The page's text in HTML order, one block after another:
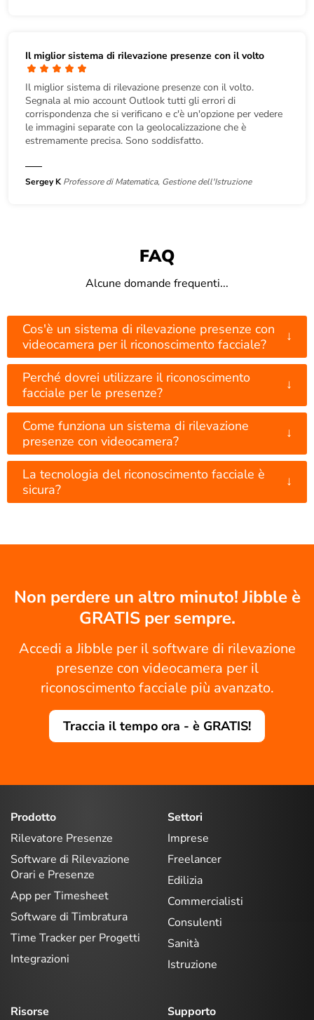
Il miglior sistema di rilevazione presenze con il volto
Il miglior sistema di rilevazione presenze con il volto.
Segnala al mio account Outlook tutti gli errori di
corrispondenza che si verificano e c'è un'opzione per vedere
le immagini separate con la geolocalizzazione che è
estremamente precisa. Sono soddisfatto.
Sergey K Professore di Matematica, Gestione dell'Istruzione
FAQ
Alcune domande frequenti...
Cos'è un sistema di rilevazione presenze con
videocamera per il riconoscimento facciale?
↓
Perché dovrei utilizzare il riconoscimento
facciale per le presenze?
↓
Come funziona un sistema di rilevazione
presenze con videocamera?
↓
La tecnologia del riconoscimento facciale è
sicura?
↓
Non perdere un altro minuto! Jibble è
GRATIS per sempre.
Accedi a Jibble per il software di rilevazione
presenze con videocamera per il
riconoscimento facciale più avanzato.
Traccia il tempo ora - è GRATIS!
Prodotto
Rilevatore Presenze
Software di Rilevazione
Orari e Presenze
App per Timesheet
Software di Timbratura
Time Tracker per Progetti
Integrazioni
Settori
Imprese
Freelancer
Edilizia
Commercialisti
Consulenti
Sanità
Istruzione
Risorse
Supporto